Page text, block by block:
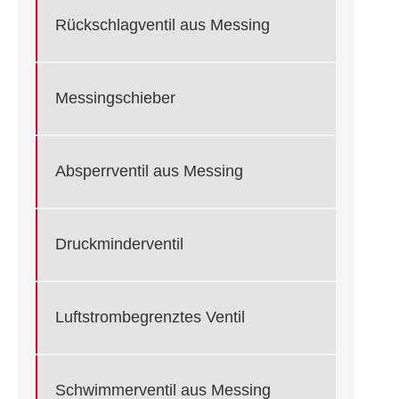
Rückschlagventil aus Messing
Messingschieber
Absperrventil aus Messing
Druckminderventil
Luftstrombegrenztes Ventil
Schwimmerventil aus Messing